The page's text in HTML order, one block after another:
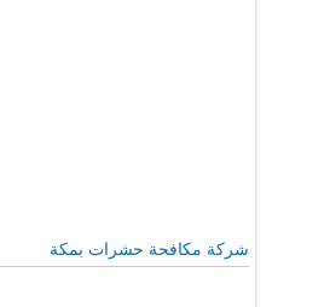
شركة مكافحة حشرات بمكة